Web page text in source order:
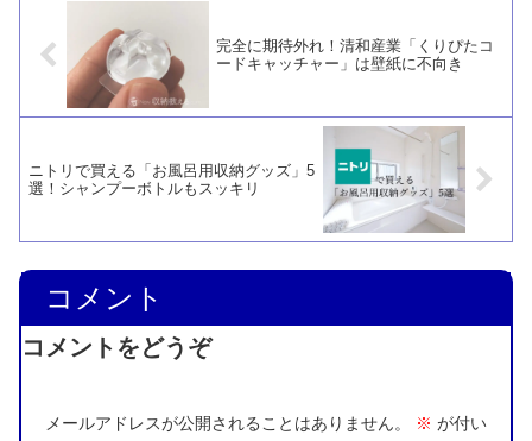
完全に期待外れ！清和産業「くりぴたコ
ードキャッチャー」は壁紙に不向き
ニトリで買える「お風呂用収納グッズ」5
選！シャンプーボトルもスッキリ
コメント
コメントをどうぞ
メールアドレスが公開されることはありません。 ※ が付い